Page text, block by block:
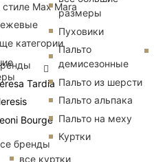
стиле Max Mara
категории
Tardia
Bourge
бренды
размеры
Пуховики
Пальто
демисезонные
Пальто из шерсти
Пальто альпака
Пальто на меху
Куртки
все куртки